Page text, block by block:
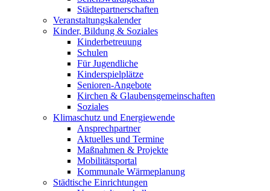
Städtepartnerschaften
Veranstaltungskalender
Kinder, Bildung & Soziales
Kinderbetreuung
Schulen
Für Jugendliche
Kinderspielplätze
Senioren-Angebote
Kirchen & Glaubensgemeinschaften
Soziales
Klimaschutz und Energiewende
Ansprechpartner
Aktuelles und Termine
Maßnahmen & Projekte
Mobilitätsportal
Kommunale Wärmeplanung
Städtische Einrichtungen